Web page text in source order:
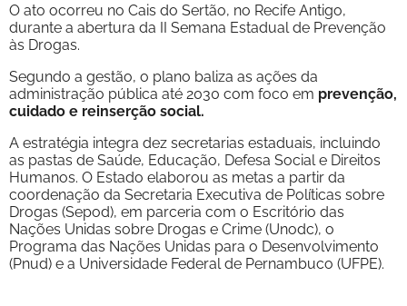
O ato ocorreu no Cais do Sertão, no Recife Antigo,
durante a abertura da II Semana Estadual de Prevenção
às Drogas.
Segundo a gestão, o plano baliza as ações da
administração pública até 2030 com foco em prevenção,
cuidado e reinserção social.
A estratégia integra dez secretarias estaduais, incluindo
as pastas de Saúde, Educação, Defesa Social e Direitos
Humanos. O Estado elaborou as metas a partir da
coordenação da Secretaria Executiva de Políticas sobre
Drogas (Sepod), em parceria com o Escritório das
Nações Unidas sobre Drogas e Crime (Unodc), o
Programa das Nações Unidas para o Desenvolvimento
(Pnud) e a Universidade Federal de Pernambuco (UFPE).